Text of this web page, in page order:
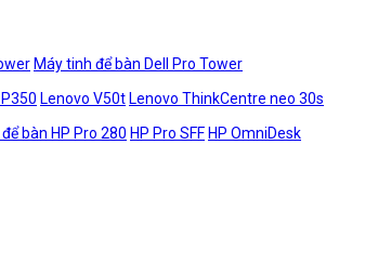
Máy tinh để bàn Dell Pro Tower
Lenovo V50t Lenovo ThinkCentre neo 30s
bàn HP Pro 280 HP Pro SFF HP OmniDesk